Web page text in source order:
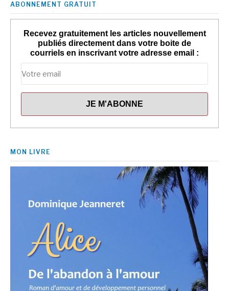
ABONNEMENT GRATUIT
Recevez gratuitement les articles nouvellement
publiés directement dans votre boite de
courriels en inscrivant votre adresse email :
MON LIVRE